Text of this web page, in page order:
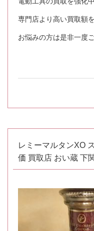
専門店より高い買取額
お悩みの方は是非一度
レミーマルタンXO
価 買取店 おい蔵 下